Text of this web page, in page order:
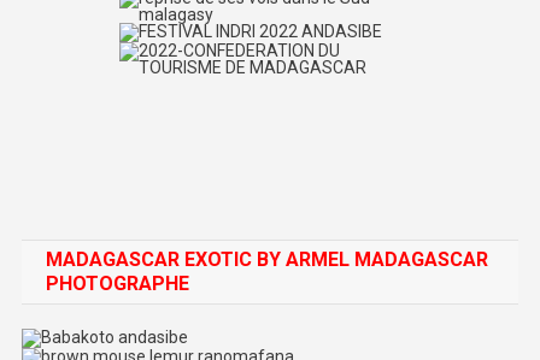
MADAGASCAR EXOTIC BY ARMEL MADAGASCAR
PHOTOGRAPHE